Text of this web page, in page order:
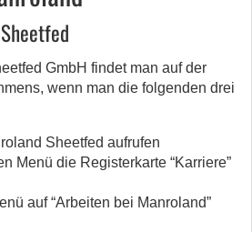
GmbH findet man auf der
wenn man die folgenden drei
Sheetfed aufrufen
Menü die Registerkarte “Karriere”
auf “Arbeiten bei Manroland”